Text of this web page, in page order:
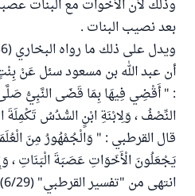
وذلك لأن الأخوات مع البنات
بعد نصيب البنات .
أن عبد الله بن مسعود سئل عَنْ
: " أَقْضِي فِيهَا بِمَا قَضَى النَّبِيُّ صَلَّى
النِّصْفُ ، وَلِابْنَةِ ابْنٍ السُّدُسُ تَكْمِلَةَ
قال القرطبي : " وَالْجُمْهُورُ مِنَ
يَجْعَلُونَ الْأَخَوَاتِ عَصَبَةَ الْبَنَاتِ ،
انتهى من "تفسير القرطبي" (6/29).